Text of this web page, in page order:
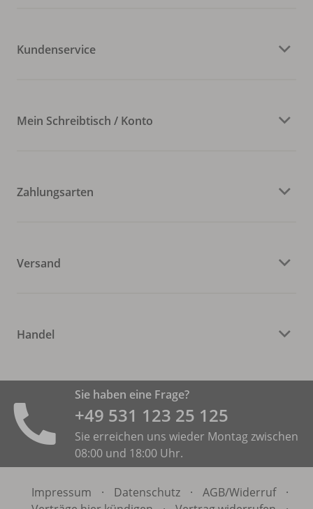
Kundenservice
Mein Schreibtisch / Konto
Zahlungsarten
Versand
Handel
Sie haben eine Frage?
+49 531 ­123 25 125
Sie erreichen uns wieder Montag zwischen
08:00 und 18:00 Uhr.
Impressum · Datenschutz · AGB/Widerruf
·